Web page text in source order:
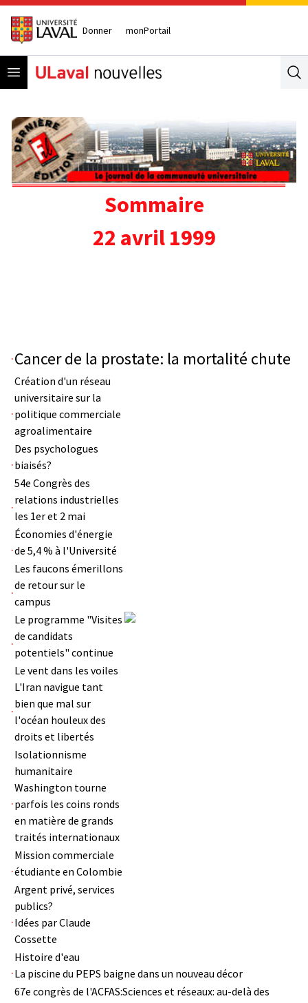
Donner monPortail
Open menu
Sommaire
22 avril 1999
Cancer de la prostate: la mortalité chute
Création d'un réseau
universitaire sur la
politique commerciale
agroalimentaire
Des psychologues
biaisés?
54e Congrès des
relations industrielles
les 1er et 2 mai
Économies d'énergie
de 5,4 % à l'Université
Les faucons émerillons
de retour sur le
campus
Le programme "Visites
de candidats
potentiels" continue
Le vent dans les voiles
L'Iran navigue tant
bien que mal sur
l'océan houleux des
droits et libertés
Isolationnisme
humanitaire
Washington tourne
parfois les coins ronds
en matière de grands
traités internationaux
Mission commerciale
étudiante en Colombie
Argent privé, services
publics?
Idées par Claude
Cossette
Histoire d'eau
La piscine du PEPS baigne dans un nouveau décor
67e congrès de l'ACFAS:Sciences et réseaux: au-delà des